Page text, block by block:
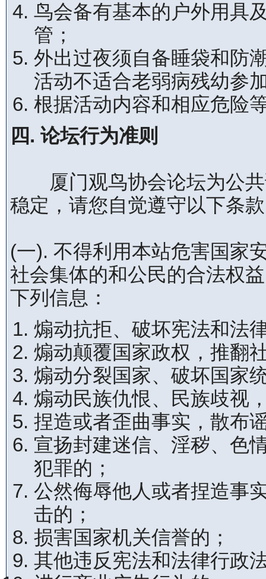
鸟会备有基本的户外用具
管；
外出过夜须自备睡袋和防
活动不适合老弱病残幼参
根据活动内容和相应危险
四. 论坛行为准则
厦门观鸟协会论坛为公共
稳定，请您自觉遵守以下条
(一). 不得利用本站危害国家
社会集体的和公民的合法权
下列信息：
煽动抗拒、破坏宪法和法
煽动颠覆国家政权，推翻
煽动分裂国家、破坏国家
煽动民族仇恨、民族歧视
捏造或者歪曲事实，散布
宣扬封建迷信、淫秽、色
犯罪的；
公然侮辱他人或者捏造事
击的；
损害国家机关信誉的；
其他违反宪法和法律行政